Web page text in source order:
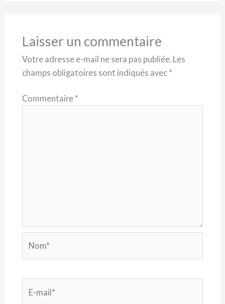
Laisser un commentaire
Votre adresse e-mail ne sera pas publiée. Les
champs obligatoires sont indiqués avec *
Commentaire *
mail*